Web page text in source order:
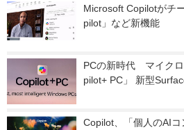
Microsoft Copilotがチ
pilot」など新機能
PCの新時代　マイク
pilot+ PC」 新型
Copilot、「個人のAI